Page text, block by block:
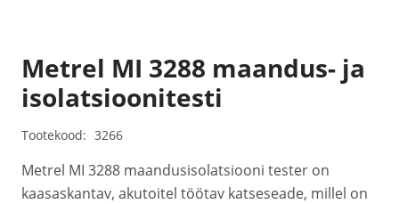
Metrel MI 3288 maandus- ja
isolatsioonitesti
Tootekood: 3266
Metrel MI 3288 maandusisolatsiooni tester on
kaasaskantav, akutoitel töötav katseseade, millel on